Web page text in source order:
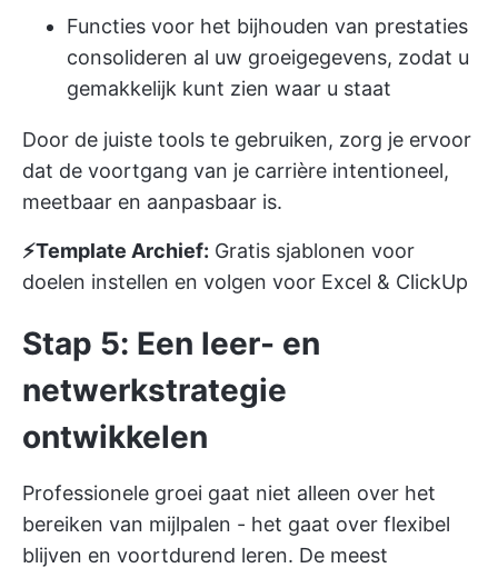
Functies voor het bijhouden van prestaties
consolideren al uw groeigegevens, zodat u
gemakkelijk kunt zien waar u staat
Door de juiste tools te gebruiken, zorg je ervoor
dat de voortgang van je carrière intentioneel,
meetbaar en aanpasbaar is.
⚡️Template Archief: Gratis sjablonen voor
doelen instellen en volgen voor Excel & ClickUp
Stap 5: Een leer- en
netwerkstrategie
ontwikkelen
Professionele groei gaat niet alleen over het
bereiken van mijlpalen - het gaat over flexibel
blijven en voortdurend leren. De meest